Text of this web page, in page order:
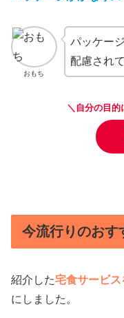
おもち
パッケー
配慮され
＼自分の目的
今流行りのおす
紹介した宅食サービ
にしました。